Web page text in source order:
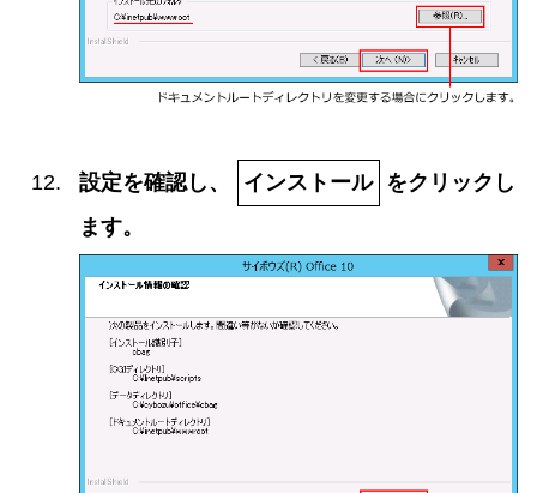
設定を確認し、 インストール をクリックし
ます。